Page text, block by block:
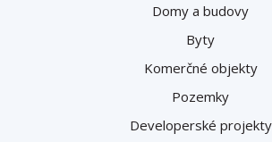
Domy a budovy
Byty
Komerčné objekty
Pozemky
Developerské projekty